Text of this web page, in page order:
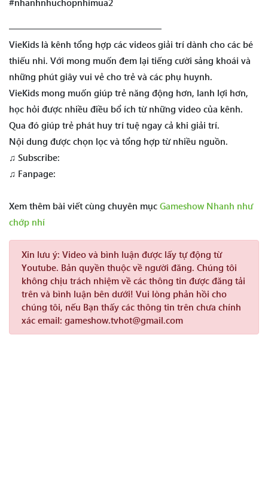
#nhanhnhuchopnhimua2
—————————————————
VieKids là kênh tổng hợp các videos giải trí dành cho các bé
thiếu nhi. Với mong muốn đem lại tiếng cười sảng khoái và
những phút giây vui vẻ cho trẻ và các phụ huynh.
VieKids mong muốn giúp trẻ năng động hơn, lanh lợi hơn,
học hỏi được nhiều điều bổ ích từ những video của kênh.
Qua đó giúp trẻ phát huy trí tuệ ngay cả khi giải trí.
Nội dung được chọn lọc và tổng hợp từ nhiều nguồn.
♫ Subscribe:
♫ Fanpage:
Xem thêm bài viết cùng chuyên mục Gameshow Nhanh như
chớp nhí
Xin lưu ý: Video và bình luận được lấy tự động từ
Youtube. Bản quyền thuộc về người đăng. Chúng tôi
không chịu trách nhiệm về các thông tin được đăng tải
trên và bình luận bên dưới! Vui lòng phản hồi cho
chúng tôi, nếu Bạn thấy các thông tin trên chưa chính
xác email: gameshow.tvhot@gmail.com